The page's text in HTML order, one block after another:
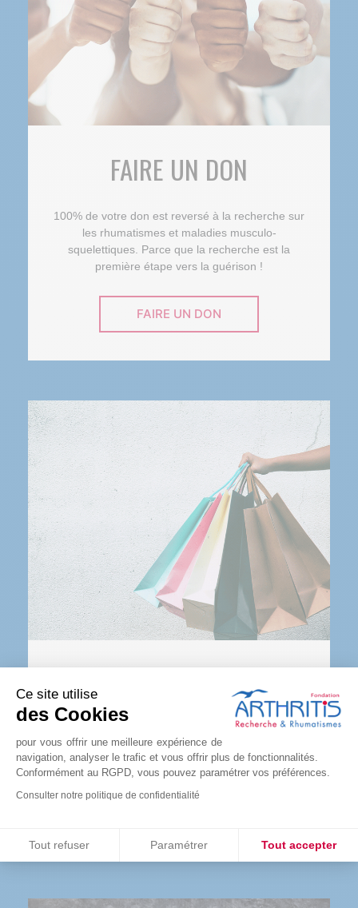
Ce site utilise
des Cookies
pour vous offrir une meilleure expérience de
navigation, analyser le trafic et vous offrir plus de fonctionnalités.
Conformément au RGPD, vous pouvez paramétrer vos préférences.
Consulter notre politique de confidentialité
Tout refuser Paramétrer Tout accepter
Notre plateforme vous permet d'adapter et de gérer vos
FAIRE UN DON
100% de votre don est reversé à la recherche sur
les rhumatismes et maladies musculo-
squelettiques. Parce que la recherche est la
première étape vers la guérison !
FAIRE UN DON
LA BOUTIQUE
L’ensemble des bénéfices des ventes solidaires
sont reversées à la recherche. Une bonne raison
de se faire plaisir !